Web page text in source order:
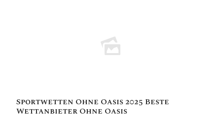
Sportwetten Ohne Oasis 2025 Beste
Wettanbieter Ohne Oasis